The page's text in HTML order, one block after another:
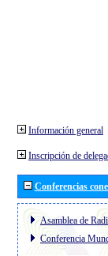
Información general
Inscripción de
Conferencias
Asamblea de
Conferencia